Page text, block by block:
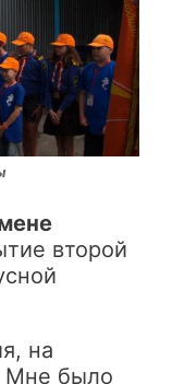
второй
на
Мне было